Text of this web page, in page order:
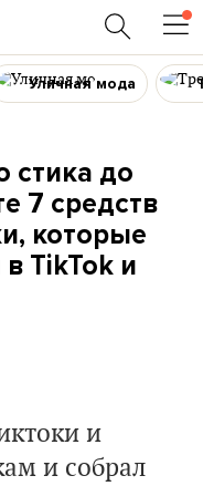
Уличная мода
стика до
7 средств
которые
TikTok и
и
и собрал